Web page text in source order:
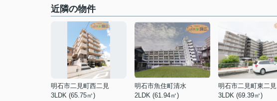
近隣の物件
明石市二見町西二見
3LDK (65.75㎡)
明石市魚住町清水
2LDK (61.94㎡)
明石市二見町東二見
3LDK (69.39㎡)